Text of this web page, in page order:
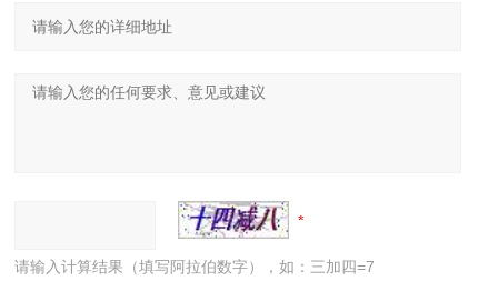
请输入计算结果（填写阿拉伯数字），如：三加四=7